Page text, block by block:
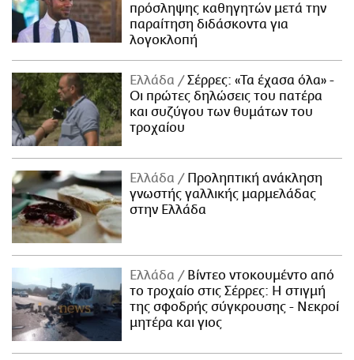
πρόσληψης καθηγητών μετά την
παραίτηση διδάσκοντα για
λογοκλοπή
Ελλάδα
Σέρρες: «Τα έχασα όλα» -
Οι πρώτες δηλώσεις του πατέρα
και συζύγου των θυμάτων του
τροχαίου
Ελλάδα
Προληπτική ανάκληση
γνωστής γαλλικής μαρμελάδας
στην Ελλάδα
Ελλάδα
Βίντεο ντοκουμέντο από
το τροχαίο στις Σέρρες: Η στιγμή
της σφοδρής σύγκρουσης - Νεκροί
μητέρα και γιος